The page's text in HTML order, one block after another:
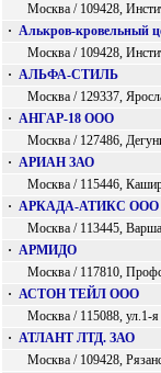
Москва / 109428,
· Алькров-кровельный
Москва / 109428,
· АЛЬФА-СТИЛЬ
Москва / 129337,
· АНГАР-18 ООО
Москва / 127486,
· АРИАН ЗАО
Москва / 115446,
· АРКАДА-АТИКС ООО
Москва / 113445,
· АРМИДО
Москва / 117810,
· АСТОН ТЕЙЛ ООО
Москва / 115088, ул.1-я
· АТЛАНТ ЛТД. ЗАО
Москва / 109428,